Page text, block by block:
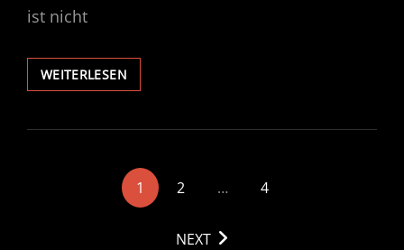
ist nicht
WEITERLESEN12)
PAAR
class="nav- 1 2 … 4
NEXT